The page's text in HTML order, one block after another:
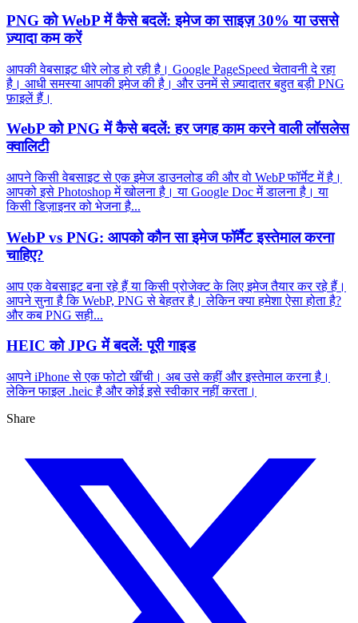
PNG को WebP में कैसे बदलें: इमेज का साइज़ 30% या उससे
ज़्यादा कम करें
आपकी वेबसाइट धीरे लोड हो रही है। Google PageSpeed चेतावनी दे रहा
है। आधी समस्या आपकी इमेज की है। और उनमें से ज़्यादातर बहुत बड़ी PNG
फ़ाइलें हैं।
WebP को PNG में कैसे बदलें: हर जगह काम करने वाली लॉसलेस
क्वालिटी
आपने किसी वेबसाइट से एक इमेज डाउनलोड की और वो WebP फॉर्मेट में है।
आपको इसे Photoshop में खोलना है। या Google Doc में डालना है। या
किसी डिज़ाइनर को भेजना है...
WebP vs PNG: आपको कौन सा इमेज फॉर्मैट इस्तेमाल करना
चाहिए?
आप एक वेबसाइट बना रहे हैं या किसी प्रोजेक्ट के लिए इमेज तैयार कर रहे हैं।
आपने सुना है कि WebP, PNG से बेहतर है। लेकिन क्या हमेशा ऐसा होता है?
और कब PNG सही...
HEIC को JPG में बदलें: पूरी गाइड
आपने iPhone से एक फोटो खींची। अब उसे कहीं और इस्तेमाल करना है।
लेकिन फाइल .heic है और कोई इसे स्वीकार नहीं करता।
Share